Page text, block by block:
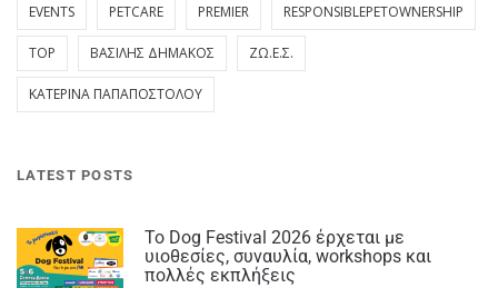
EVENTS PETCARE PREMIER RESPONSIBLEPETOWNERSHIP
TOP ΒΑΣΊΛΗΣ ΔΗΜΆΚΟΣ ΖΩ.Ε.Σ.
ΚΑΤΕΡΊΝΑ ΠΑΠΑΠΟΣΤΌΛΟΥ
LATEST POSTS
Το Dog Festival 2026 έρχεται με
υιοθεσίες, συναυλία, workshops και
πολλές εκπλήξεις